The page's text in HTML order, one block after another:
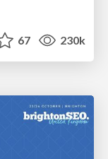
67 230k